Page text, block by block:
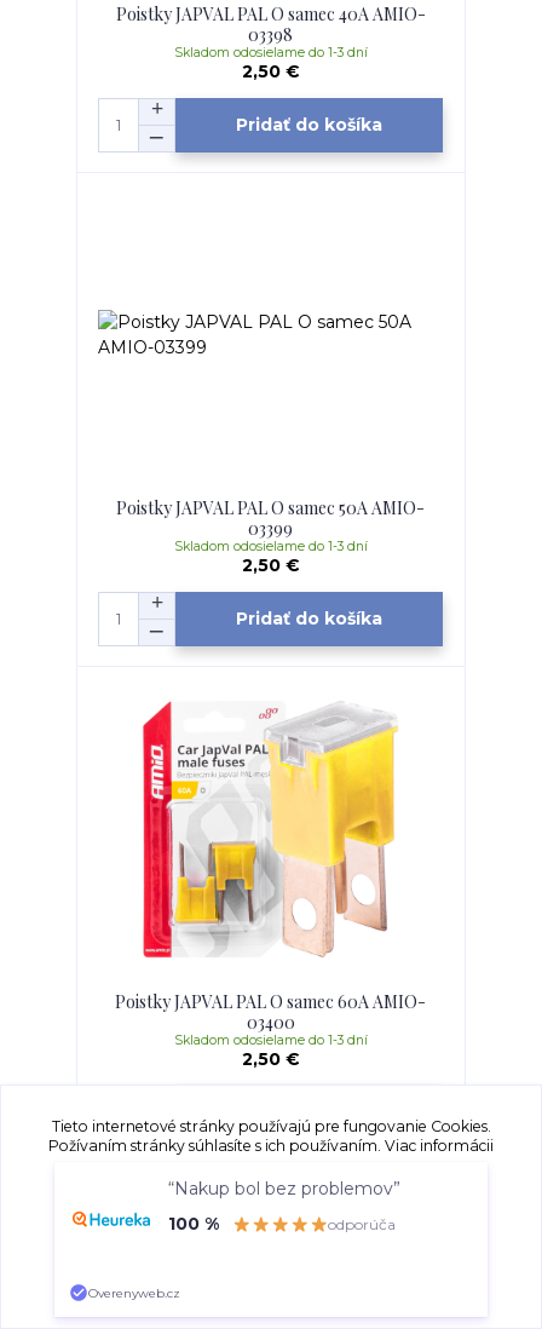
Poistky JAPVAL PAL O samec 40A AMIO-
03398
2,50 €
Skladom odosielame do 1-3 dní
Pridať do košíka
Poistky JAPVAL PAL O samec 50A AMIO-
03399
2,50 €
Skladom odosielame do 1-3 dní
Pridať do košíka
Poistky JAPVAL PAL O samec 60A AMIO-
03400
2,50 €
Skladom odosielame do 1-3 dní
Tieto internetové stránky používajú pre fungovanie Cookies.
Požívaním stránky súhlasíte s ich používaním. Viac informácii
Nastavenia Súhlasím
“Nakup bol bez problemov”
100 %
odporúča
Overenyweb.cz